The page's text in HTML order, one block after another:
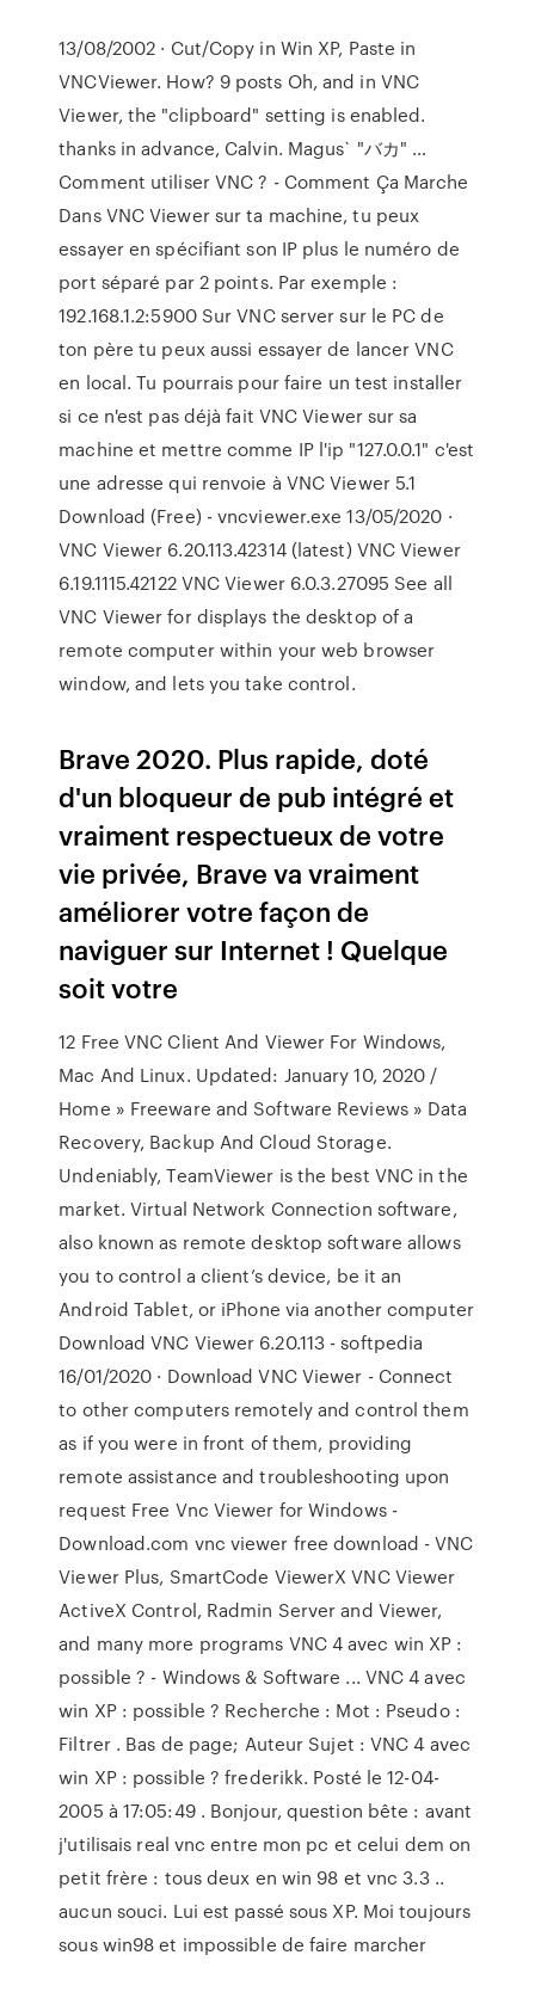
13/08/2002 · Cut/Copy in Win XP, Paste in
VNCViewer. How? 9 posts Oh, and in VNC
Viewer, the "clipboard" setting is enabled.
thanks in advance, Calvin. Magus` "バカ" …
Comment utiliser VNC ? - Comment Ça Marche
Dans VNC Viewer sur ta machine, tu peux
essayer en spécifiant son IP plus le numéro de
port séparé par 2 points. Par exemple :
192.168.1.2:5900 Sur VNC server sur le PC de
ton père tu peux aussi essayer de lancer VNC
en local. Tu pourrais pour faire un test installer
si ce n'est pas déjà fait VNC Viewer sur sa
machine et mettre comme IP l'ip "127.0.0.1" c'est
une adresse qui renvoie à VNC Viewer 5.1
Download (Free) - vncviewer.exe 13/05/2020 ·
VNC Viewer 6.20.113.42314 (latest) VNC Viewer
6.19.1115.42122 VNC Viewer 6.0.3.27095 See all
VNC Viewer for displays the desktop of a
remote computer within your web browser
window, and lets you take control.
Brave 2020. Plus rapide, doté
d'un bloqueur de pub intégré et
vraiment respectueux de votre
vie privée, Brave va vraiment
améliorer votre façon de
naviguer sur Internet ! Quelque
soit votre
12 Free VNC Client And Viewer For Windows,
Mac And Linux. Updated: January 10, 2020 /
Home » Freeware and Software Reviews » Data
Recovery, Backup And Cloud Storage.
Undeniably, TeamViewer is the best VNC in the
market. Virtual Network Connection software,
also known as remote desktop software allows
you to control a client’s device, be it an
Android Tablet, or iPhone via another computer
Download VNC Viewer 6.20.113 - softpedia
16/01/2020 · Download VNC Viewer - Connect
to other computers remotely and control them
as if you were in front of them, providing
remote assistance and troubleshooting upon
request Free Vnc Viewer for Windows -
Download.com vnc viewer free download - VNC
Viewer Plus, SmartCode ViewerX VNC Viewer
ActiveX Control, Radmin Server and Viewer,
and many more programs VNC 4 avec win XP :
possible ? - Windows & Software ... VNC 4 avec
win XP : possible ? Recherche : Mot : Pseudo :
Filtrer . Bas de page; Auteur Sujet : VNC 4 avec
win XP : possible ? frederikk. Posté le 12-04-
2005 à 17:05:49 . Bonjour, question bête : avant
j'utilisais real vnc entre mon pc et celui dem on
petit frère : tous deux en win 98 et vnc 3.3 ..
aucun souci. Lui est passé sous XP. Moi toujours
sous win98 et impossible de faire marcher